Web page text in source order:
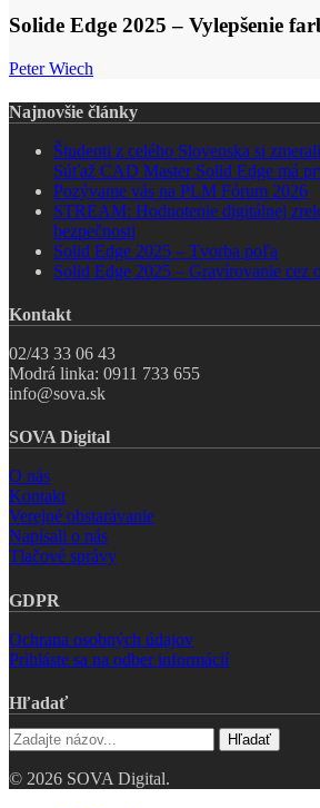
–
Vylepšenie
Solide Edge 2025 – Vylepšenie
Peter Wiech
Najnovšie články
Študenti z celého Slovenska si
Súťaž CAD Master Solid Edge má
Pozývame vás na PLM Fórum 2026
STREAM: Hodnotenie digitálnej
bezpečnosti
Solid Edge 2025 – Tvorba poľa
Solid Edge 2025 – Gravírovanie cez
Kontakt
02/43 33 06 43
Modrá linka: 0911 733 655
info@sova.sk
SOVA Digital
O nás
Kontakt
Verejné obstarávanie
Napísali o nás
Tlačové správy
GDPR
Ochrana osobných údajov
Prihláste sa na odber informácií
Hľadať
Hľadať
© 2026 SOVA Digital.